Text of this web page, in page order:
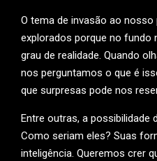
O tema de invasão ao
explorados porque no fundo
grau de realidade. Quando
nos perguntamos o que é
que surpresas pode nos
Entre outras, a possibilidade
Como seriam eles? Suas
inteligência. Queremos crer